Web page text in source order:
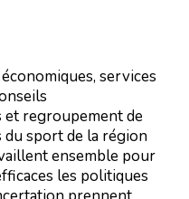
services
et regroupement de
du sport de la région
ensemble pour
les politiques